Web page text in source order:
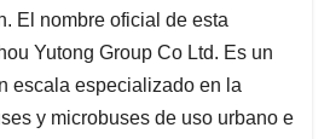
El nombre oficial de esta
Yutong Group Co Ltd. Es un
escala especializado en la
y microbuses de uso urbano e